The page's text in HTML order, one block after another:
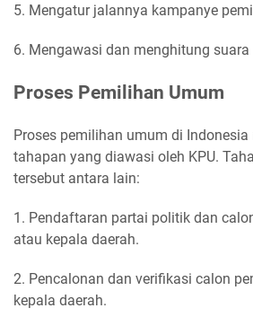
5. Mengatur jalannya kampanye
6. Mengawasi dan menghitung suara
Proses Pemilihan Umum
Proses pemilihan umum di
tahapan yang diawasi oleh KPU.
tersebut antara lain:
1. Pendaftaran partai politik dan
atau kepala daerah.
2. Pencalonan dan verifikasi calon
kepala daerah.